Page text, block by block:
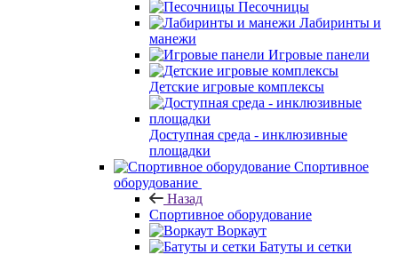
Песочницы
Лабиринты и
манежи
Игровые панели
Детские игровые комплексы
Доступная среда - инклюзивные
площадки
Спортивное
оборудование
Назад
Спортивное оборудование
Воркаут
Батуты и сетки